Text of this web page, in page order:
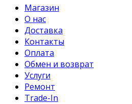
Магазин
О нас
Доставка
Контакты
Оплата
Обмен и возврат
Услуги
Ремонт
Trade-In